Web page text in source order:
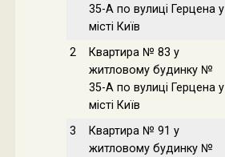
35-А по вулиці Герцена у
місті Київ
2
Квартира № 83 у
житловому будинку №
35-А по вулиці Герцена у
місті Київ
3
Квартира № 91 у
житловому будинку №